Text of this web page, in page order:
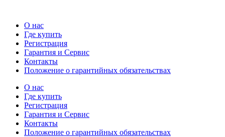
О нас
Где купить
Регистрация
Гарантия и Сервис
Контакты
Положение о гарантийных обязательствах
О нас
Где купить
Регистрация
Гарантия и Сервис
Контакты
Положение о гарантийных обязательствах